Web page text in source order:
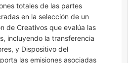
totales de las partes
en la selección de un
de Creativos que evalúa las
incluyendo la transferencia
y Dispositivo del
las emisiones asociadas